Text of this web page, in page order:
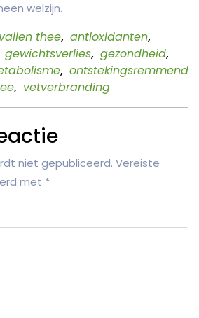
welzijn.
thee, antioxidanten,
gewichtsverlies, gezondheid,
, ontstekingsremmend
, vetverbranding
niet gepubliceerd. Vereiste
met *